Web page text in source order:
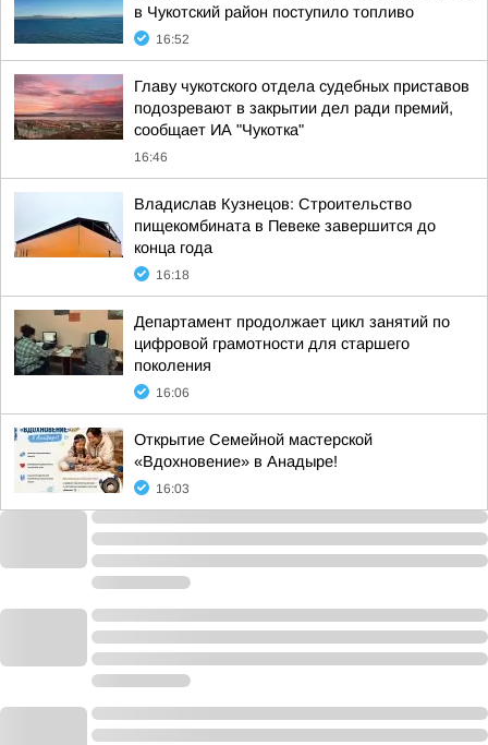
в Чукотский район поступило топливо
16:52
Главу чукотского отдела судебных приставов
подозревают в закрытии дел ради премий,
сообщает ИА "Чукотка"
16:46
Владислав Кузнецов: Строительство
пищекомбината в Певеке завершится до
конца года
16:18
Департамент продолжает цикл занятий по
цифровой грамотности для старшего
поколения
16:06
Открытие Семейной мастерской
«Вдохновение» в Анадыре!
16:03